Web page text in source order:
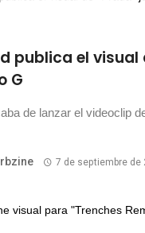
publica el visual
G
de lanzar el videoclip
7 de septiembre de